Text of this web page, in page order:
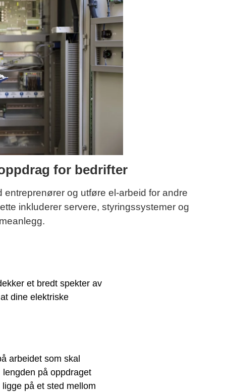
for bedrifter
og utføre el-arbeid for andre
inkluderer servere, styringssystemer og
et bredt spekter av
dine elektriske
arbeidet som skal
på oppdraget
på et sted mellom